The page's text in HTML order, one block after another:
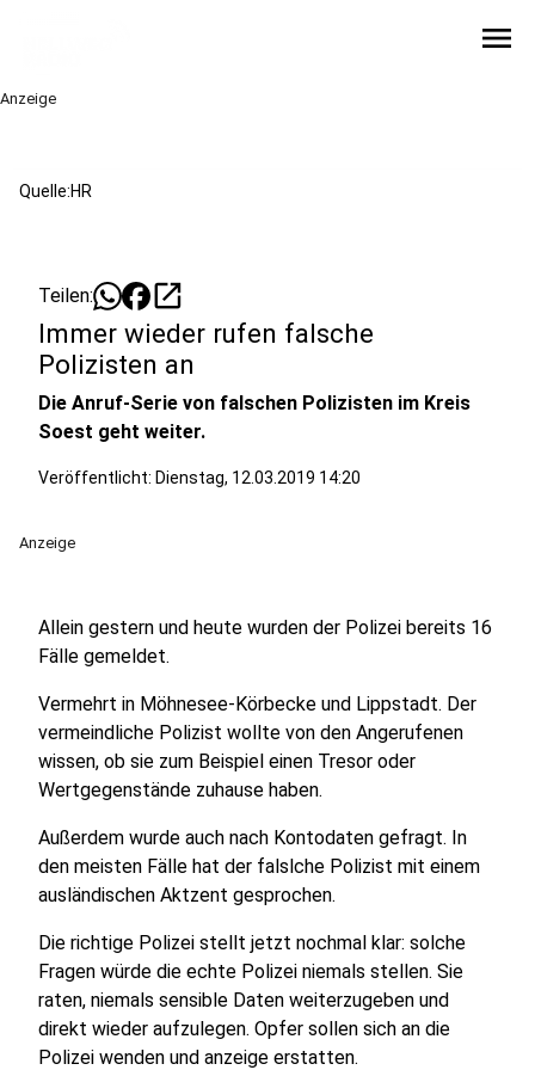
menu
Anzeige
Quelle:HR
Teilen: open_in_new
Immer wieder rufen falsche
Polizisten an
Die Anruf-Serie von falschen Polizisten im Kreis
Soest geht weiter.
Veröffentlicht: Dienstag, 12.03.2019 14:20
Anzeige
Allein gestern und heute wurden der Polizei bereits 16
Fälle gemeldet.
Vermehrt in Möhnesee-Körbecke und Lippstadt. Der
vermeindliche Polizist wollte von den Angerufenen
wissen, ob sie zum Beispiel einen Tresor oder
Wertgegenstände zuhause haben.
Außerdem wurde auch nach Kontodaten gefragt. In
den meisten Fälle hat der falslche Polizist mit einem
ausländischen Aktzent gesprochen.
Die richtige Polizei stellt jetzt nochmal klar: solche
Fragen würde die echte Polizei niemals stellen. Sie
raten, niemals sensible Daten weiterzugeben und
direkt wieder aufzulegen. Opfer sollen sich an die
Polizei wenden und anzeige erstatten.